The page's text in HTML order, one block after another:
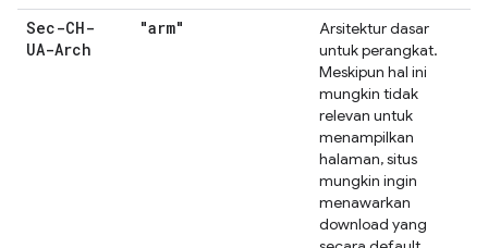
Sec-CH-
UA-Arch
"arm"
Arsitektur dasar
untuk perangkat.
Meskipun hal ini
mungkin tidak
relevan untuk
menampilkan
halaman, situs
mungkin ingin
menawarkan
download yang